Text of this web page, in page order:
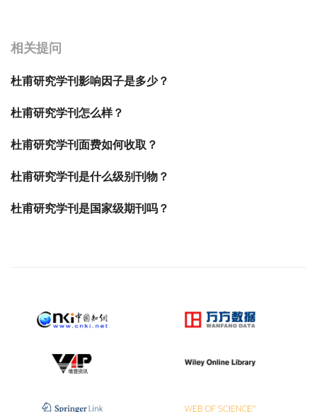
相关提问
杜甫研究学刊影响因子是多少？
杜甫研究学刊怎么样？
杜甫研究学刊面费如何收取？
杜甫研究学刊是什么级别刊物？
杜甫研究学刊是国家级期刊吗？